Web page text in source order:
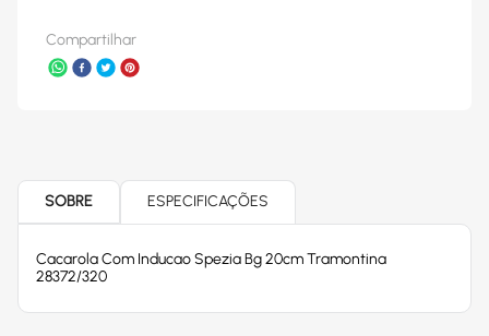
Compartilhar
SOBRE ESPECIFICAÇÕES
Cacarola Com Inducao Spezia Bg 20cm Tramontina
28372/320